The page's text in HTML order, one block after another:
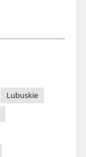
Lubuskie